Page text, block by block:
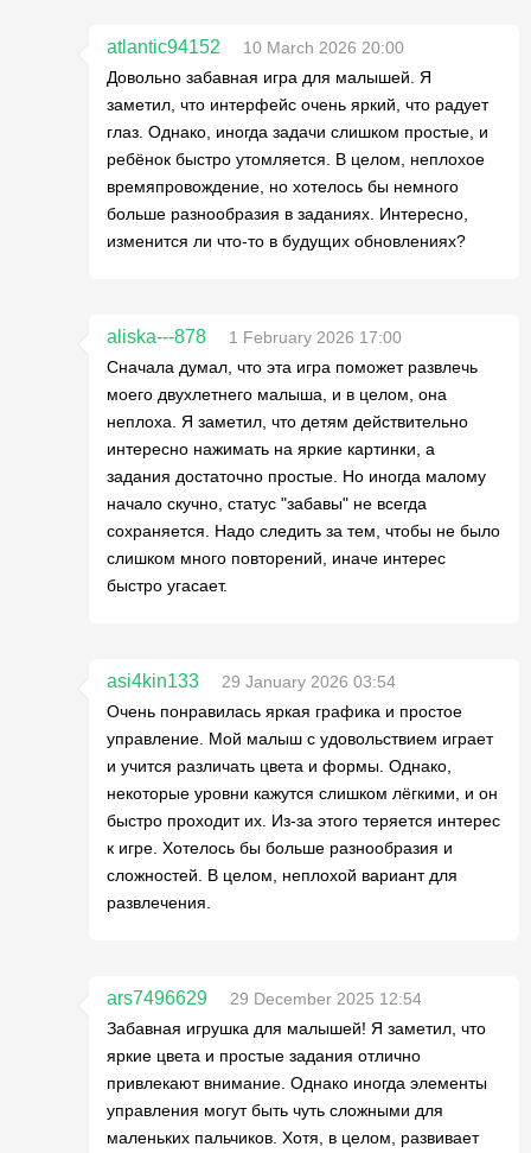
atlantic94152
10 March 2026 20:00
Довольно забавная игра для малышей. Я
заметил, что интерфейс очень яркий, что радует
глаз. Однако, иногда задачи слишком простые, и
ребёнок быстро утомляется. В целом, неплохое
времяпровождение, но хотелось бы немного
больше разнообразия в заданиях. Интересно,
изменится ли что-то в будущих обновлениях?
aliska---878
1 February 2026 17:00
Сначала думал, что эта игра поможет развлечь
моего двухлетнего малыша, и в целом, она
неплоха. Я заметил, что детям действительно
интересно нажимать на яркие картинки, а
задания достаточно простые. Но иногда малому
начало скучно, статус "забавы" не всегда
сохраняется. Надо следить за тем, чтобы не было
слишком много повторений, иначе интерес
быстро угасает.
asi4kin133
29 January 2026 03:54
Очень понравилась яркая графика и простое
управление. Мой малыш с удовольствием играет
и учится различать цвета и формы. Однако,
некоторые уровни кажутся слишком лёгкими, и он
быстро проходит их. Из-за этого теряется интерес
к игре. Хотелось бы больше разнообразия и
сложностей. В целом, неплохой вариант для
развлечения.
ars7496629
29 December 2025 12:54
Забавная игрушка для малышей! Я заметил, что
яркие цвета и простые задания отлично
привлекают внимание. Однако иногда элементы
управления могут быть чуть сложными для
маленьких пальчиков. Хотя, в целом, развивает